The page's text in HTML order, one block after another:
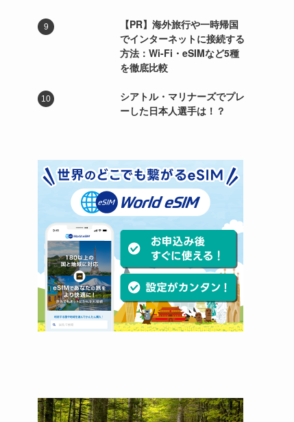
【PR】海外旅行や一時帰国
でインターネットに接続する
方法：Wi-Fi・eSIMなど5種
を徹底比較
シアトル・マリナーズでプレ
ーした日本人選手は！？